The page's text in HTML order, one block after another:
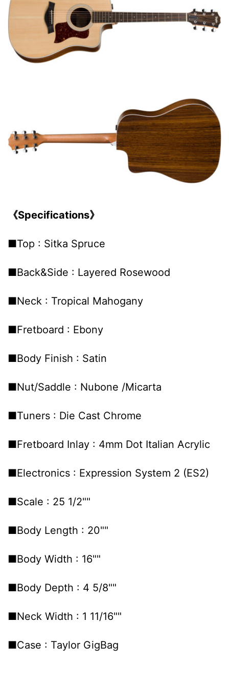
《Specifications》
■Top : Sitka Spruce
■Back&Side : Layered Rosewood
■Neck : Tropical Mahogany
■Fretboard : Ebony
■Body Finish : Satin
■Nut/Saddle : Nubone /Micarta
■Tuners : Die Cast Chrome
■Fretboard Inlay : 4mm Dot Italian Acrylic
■Electronics : Expression System 2 (ES2)
■Scale : 25 1/2""
■Body Length : 20""
■Body Width : 16""
■Body Depth : 4 5/8""
■Neck Width : 1 11/16""
■Case : Taylor GigBag